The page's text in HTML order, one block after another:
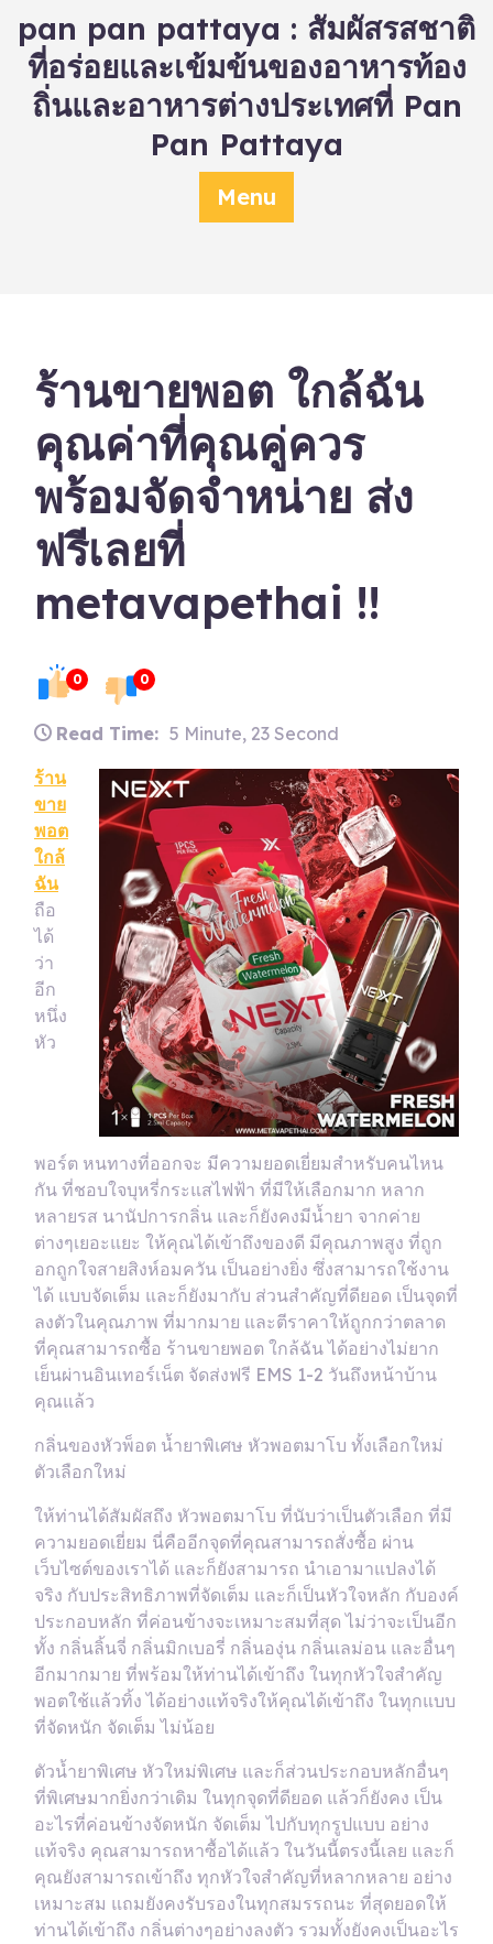
content
pan pan pattaya : สัมผัสรสชาติ
ที่อร่อยและเข้มข้นของอาหารท้อง
ถิ่นและอาหารต่างประเทศที่ Pan
Pan Pattaya
Menu
ร้านขายพอต ใกล้ฉัน
คุณค่าที่คุณคู่ควร
พร้อมจัดจำหน่าย ส่ง
ฟรีเลยที่
metavapethai !!
0 0
Read Time: 5 Minute, 23 Second
ร้าน
ขาย
พอต
ใกล้
ฉัน
ถือ
ได้
ว่า
อีก
หนึ่ง
หัว
พอร์ต หนทางที่ออกจะ มีความยอดเยี่ยมสำหรับคนไหน
กัน ที่ชอบใจบุหรี่กระแสไฟฟ้า ที่มีให้เลือกมาก หลาก
หลายรส นานัปการกลิ่น และก็ยังคงมีน้ำยา จากค่าย
ต่างๆเยอะแยะ ให้คุณได้เข้าถึงของดี มีคุณภาพสูง ที่ถูก
อกถูกใจสายสิงห์อมควัน เป็นอย่างยิ่ง ซึ่งสามารถใช้งาน
ได้ แบบจัดเต็ม และก็ยังมากับ ส่วนสำคัญที่ดียอด เป็นจุดที่
ลงตัวในคุณภาพ ที่มากมาย และตีราคาให้ถูกกว่าตลาด
ที่คุณสามารถซื้อ ร้านขายพอต ใกล้ฉัน ได้อย่างไม่ยาก
เย็นผ่านอินเทอร์เน็ต จัดส่งฟรี EMS 1-2 วันถึงหน้าบ้าน
คุณแล้ว
กลิ่นของหัวพ็อต น้ำยาพิเศษ หัวพอตมาโบ ทั้งเลือกใหม่
ตัวเลือกใหม่
ให้ท่านได้สัมผัสถึง หัวพอตมาโบ ที่นับว่าเป็นตัวเลือก ที่มี
ความยอดเยี่ยม นี่คืออีกจุดที่คุณสามารถสั่งซื้อ ผ่าน
เว็บไซต์ของเราได้ และก็ยังสามารถ นำเอามาแปลงได้
จริง กับประสิทธิภาพที่จัดเต็ม และก็เป็นหัวใจหลัก กับองค์
ประกอบหลัก ที่ค่อนข้างจะเหมาะสมที่สุด ไม่ว่าจะเป็นอีก
ทั้ง กลิ่นลิ้นจี่ กลิ่นมิกเบอรี่ กลิ่นองุ่น กลิ่นเลม่อน และอื่นๆ
อีกมากมาย ที่พร้อมให้ท่านได้เข้าถึง ในทุกหัวใจสำคัญ
พอตใช้แล้วทิ้ง ได้อย่างแท้จริงให้คุณได้เข้าถึง ในทุกแบบ
ที่จัดหนัก จัดเต็ม ไม่น้อย
ตัวน้ำยาพิเศษ หัวใหม่พิเศษ และก็ส่วนประกอบหลักอื่นๆ
ที่พิเศษมากยิ่งกว่าเดิม ในทุกจุดที่ดียอด แล้วก็ยังคง เป็น
อะไรที่ค่อนข้างจัดหนัก จัดเต็ม ไปกับทุกรูปแบบ อย่าง
แท้จริง คุณสามารถหาซื้อได้แล้ว ในวันนี้ตรงนี้เลย และก็
คุณยังสามารถเข้าถึง ทุกหัวใจสำคัญที่หลากหลาย อย่าง
เหมาะสม แถมยังคงรับรองในทุกสมรรถนะ ที่สุดยอดให้
ท่านได้เข้าถึง กลิ่นต่างๆอย่างลงตัว รวมทั้งยังคงเป็นอะไร